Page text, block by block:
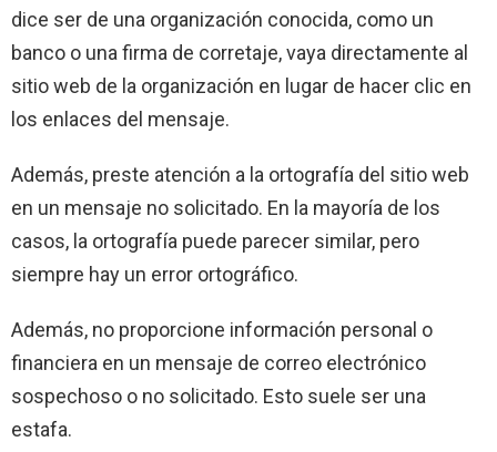
dice ser de una organización conocida, como un
banco o una firma de corretaje, vaya directamente al
sitio web de la organización en lugar de hacer clic en
los enlaces del mensaje.
Además, preste atención a la ortografía del sitio web
en un mensaje no solicitado. En la mayoría de los
casos, la ortografía puede parecer similar, pero
siempre hay un error ortográfico.
Además, no proporcione información personal o
financiera en un mensaje de correo electrónico
sospechoso o no solicitado. Esto suele ser una
estafa.